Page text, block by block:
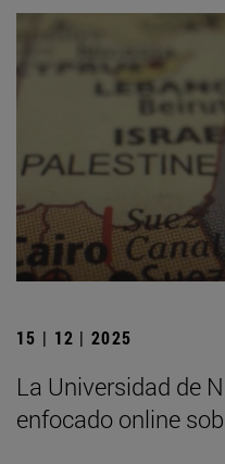
15 | 12 | 2025
La Universidad de
enfocado online